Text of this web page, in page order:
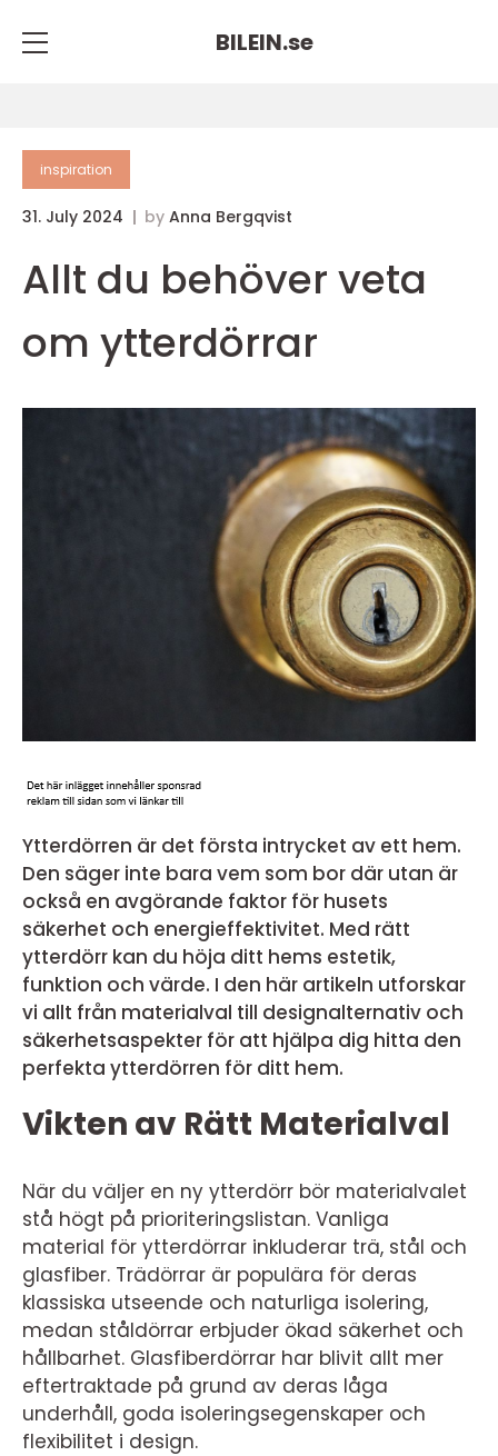
BILEIN.se
inspiration
31. July 2024 by Anna Bergqvist
Allt du behöver veta
om ytterdörrar
Ytterdörren är det första intrycket av ett hem.
Den säger inte bara vem som bor där utan är
också en avgörande faktor för husets
säkerhet och energieffektivitet. Med rätt
ytterdörr kan du höja ditt hems estetik,
funktion och värde. I den här artikeln utforskar
vi allt från materialval till designalternativ och
säkerhetsaspekter för att hjälpa dig hitta den
perfekta ytterdörren för ditt hem.
Vikten av Rätt Materialval
När du väljer en ny ytterdörr bör materialvalet
stå högt på prioriteringslistan. Vanliga
material för ytterdörrar inkluderar trä, stål och
glasfiber. Trädörrar är populära för deras
klassiska utseende och naturliga isolering,
medan ståldörrar erbjuder ökad säkerhet och
hållbarhet. Glasfiberdörrar har blivit allt mer
eftertraktade på grund av deras låga
underhåll, goda isoleringsegenskaper och
flexibilitet i design.